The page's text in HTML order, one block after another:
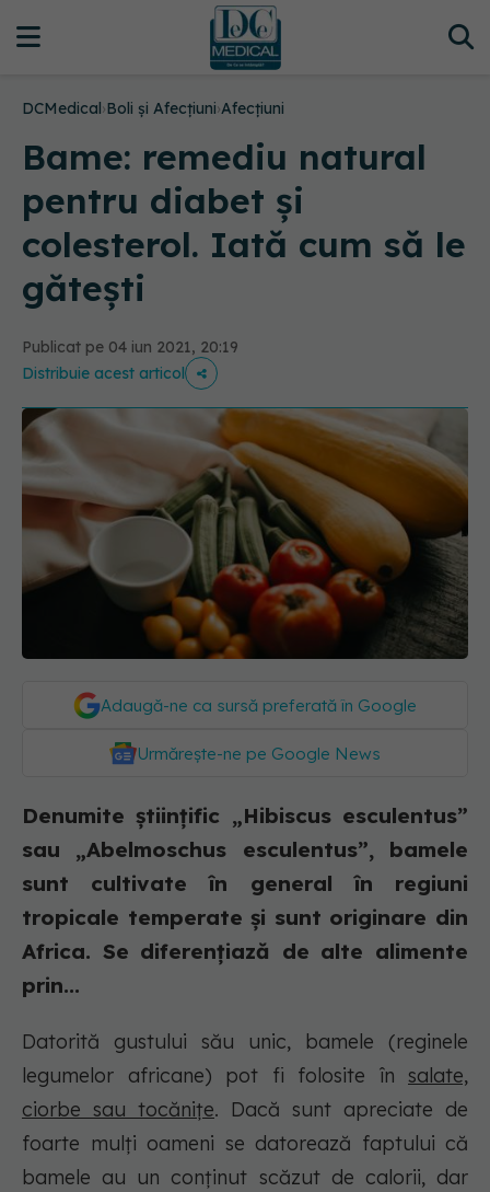
DCMedical›Boli și Afecțiuni›Afecțiuni
Bame: remediu natural
pentru diabet și
colesterol. Iată cum să le
gătești
Publicat pe 04 iun 2021, 20:19
Distribuie acest articol
Adaugă-ne ca sursă preferată în Google
Urmărește-ne pe Google News
Denumite științific „Hibiscus esculentus”
sau „Abelmoschus esculentus”, bamele
sunt cultivate în general în regiuni
tropicale temperate și sunt originare din
Africa. Se diferențiază de alte alimente
prin...
Datorită gustului său unic, bamele (reginele
legumelor africane) pot fi folosite în salate,
ciorbe sau tocănițe. Dacă sunt apreciate de
foarte mulți oameni se datorează faptului că
bamele au un conținut scăzut de calorii, dar